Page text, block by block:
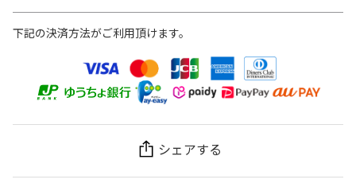
下記の決済方法がご利用頂けます。
シェアする